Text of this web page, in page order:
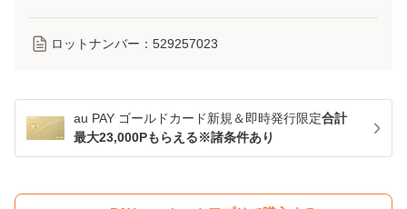
ロットナンバー： 529257023
au PAY ゴールドカード新規＆即時発行限定合計
最大23,000Pもらえる※諸条件あり